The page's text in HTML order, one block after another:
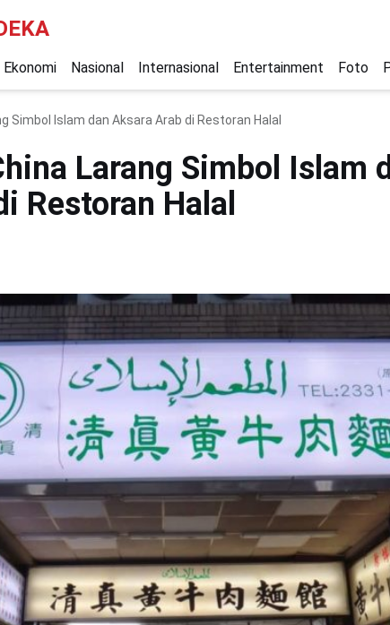
Ekonomi Nasional Internasional Entertainment Foto
Simbol Islam dan Aksara Arab di Restoran Halal
Larang Simbol Islam
Restoran Halal